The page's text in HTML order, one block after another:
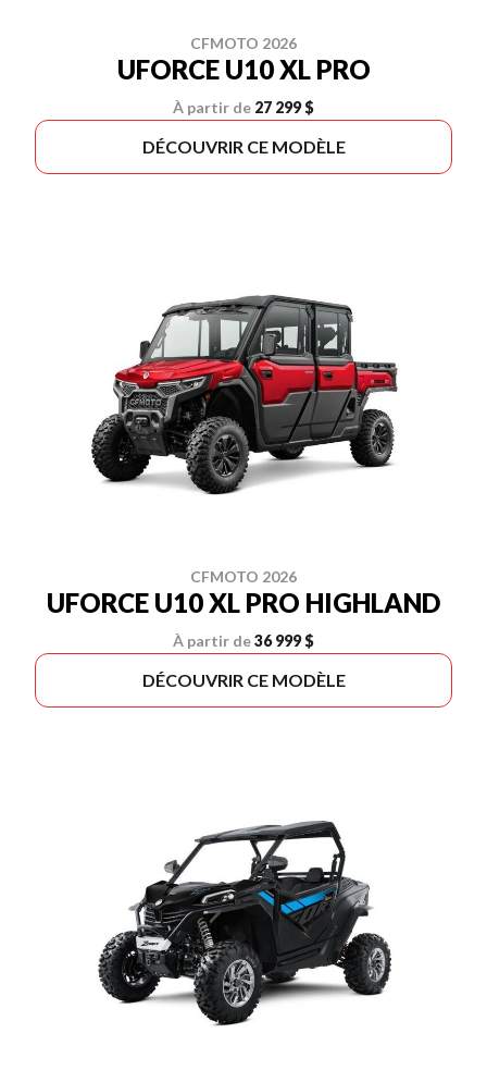
CFMOTO 2026
UFORCE U10 XL PRO
À partir de 27 299 $
DÉCOUVRIR CE MODÈLE
CFMOTO 2026
UFORCE U10 XL PRO HIGHLAND
À partir de36 999 $
DÉCOUVRIR CE MODÈLE